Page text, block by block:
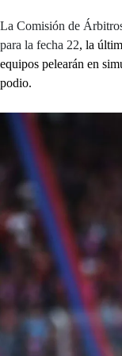
La Comisión de
para la fecha 22, la
equipos pelearán en
podio.